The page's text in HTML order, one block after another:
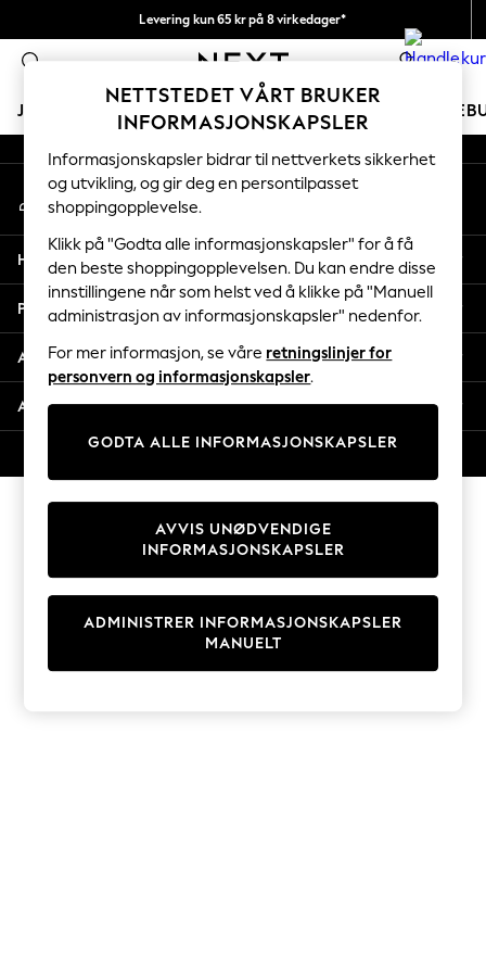
Levering kun 65 kr på 8 virkedager*
Vi betaler alle tollavgifter 0
JENTER GUTTER BABY KVINNER MENN
GIRLS
New In
50 - 92cm
98 - 110cm
116 - 134cm
140 - 174cm
Trending: Top & Short Sets
Trending: Clogs
Toy Story
THE SET
Coats & Jackets
Sweatshirts & Hoodies
Knitwear
Cardigans
Dresses
Sets & Outfits
T-Shirts
An error occurred on client
Våre sosiale nettverk
Min konto
Logg inn på kontoen din
Hjelp
Personvern & Juridisk
Avdelinger
Andre tjenester
NETTSTEDET VÅRT BRUKER
INFORMASJONSKAPSLER
Informasjonskapsler bidrar til nettverkets sikkerhet
og utvikling, og gir deg en persontilpasset
shoppingopplevelse.
Klikk på "Godta alle informasjonskapsler" for å få
den beste shoppingopplevelsen. Du kan endre disse
innstillingene når som helst ved å klikke på "Manuell
administrasjon av informasjonskapsler" nedenfor.
For mer informasjon, se våre retningslinjer for
personvern og informasjonskapsler.
GODTA ALLE INFORMASJONSKAPSLER
ADMINISTRER INFORMASJONSKAPSLER
MANUELT
AVVIS UNØDVENDIGE
INFORMASJONSKAPSLER